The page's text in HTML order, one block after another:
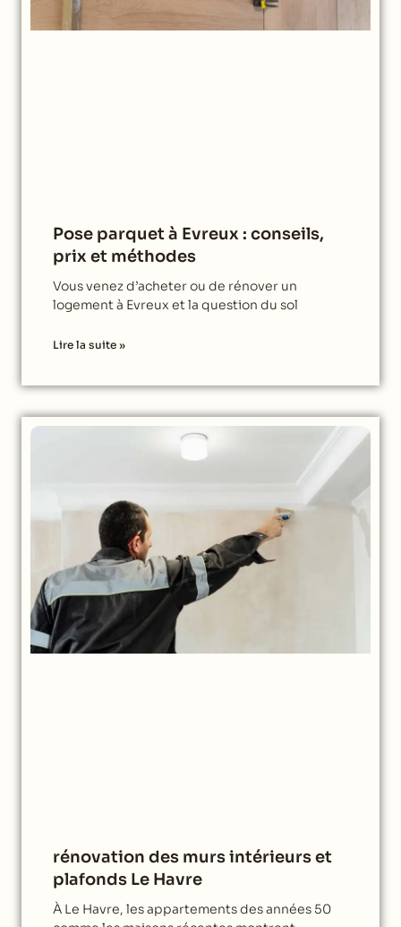
Pose parquet à Evreux : conseils,
prix et méthodes
Vous venez d’acheter ou de rénover un
logement à Evreux et la question du sol
Lire la suite »
rénovation des murs intérieurs et
plafonds Le Havre
À Le Havre, les appartements des années 50